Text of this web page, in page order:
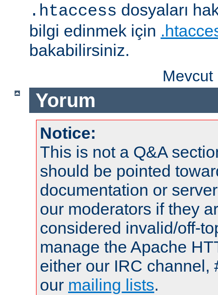
.htaccess dosyaları
bilgi edinmek için
bakabilirsiniz.
Yorum
Notice:
This is not a Q&A
should be pointed
documentation or
our moderators if they
considered invalid/off-
manage the Apache
either our IRC channel,
our mailing lists.